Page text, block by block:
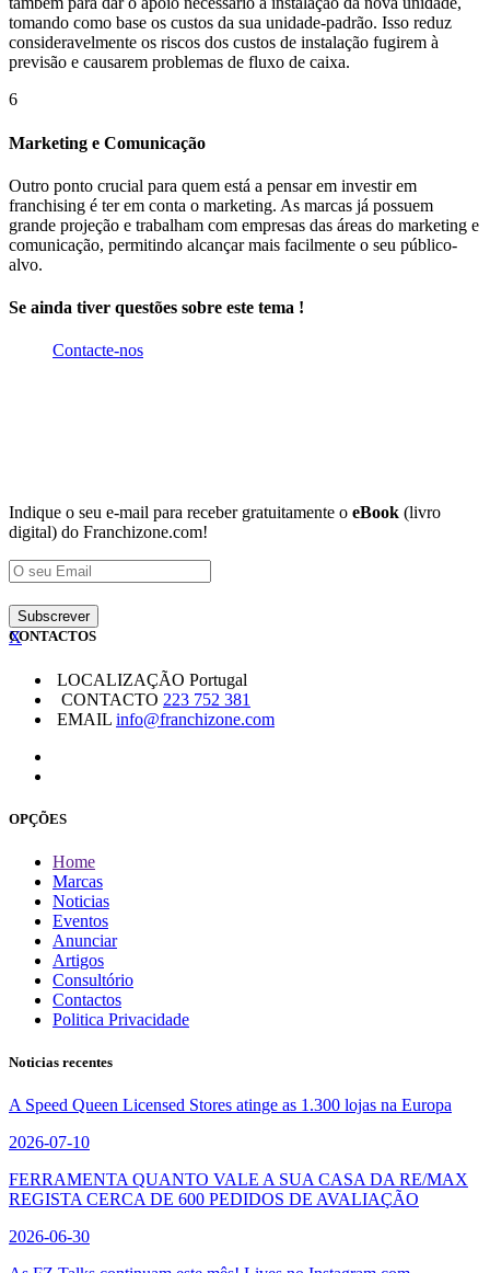
tomando como base os custos da sua unidade-padrão. Isso reduz
consideravelmente os riscos dos custos de instalação fugirem à
previsão e causarem problemas de fluxo de caixa.
6
Marketing e Comunicação
Outro ponto crucial para quem está a pensar em investir em
franchising é ter em conta o marketing. As marcas já possuem
grande projeção e trabalham com empresas das áreas do marketing e
comunicação, permitindo alcançar mais facilmente o seu público-
alvo.
Se ainda tiver questões sobre este tema !
Contacte-nos
Indique o seu e-mail para receber gratuitamente o eBook (livro
digital) do Franchizone.com!
X
CONTACTOS
LOCALIZAÇÃO Portugal
CONTACTO 223 752 381
EMAIL info@franchizone.com
OPÇÕES
Home
Marcas
Noticias
Eventos
Anunciar
Artigos
Consultório
Contactos
Politica Privacidade
Noticias recentes
A Speed Queen Licensed Stores atinge as 1.300 lojas na Europa
2026-07-10
FERRAMENTA QUANTO VALE A SUA CASA DA RE/MAX
REGISTA CERCA DE 600 PEDIDOS DE AVALIAÇÃO
2026-06-30